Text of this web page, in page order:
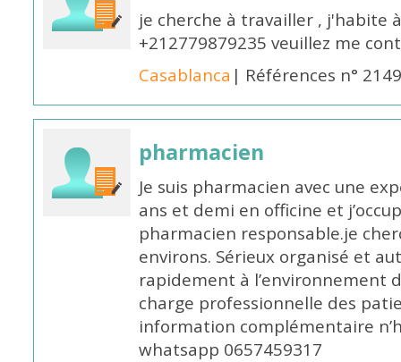
je cherche à travailler , j'habite
+212779879235 veuillez me
Casablanca | Références n°
pharmacien
Je suis pharmacien avec une
ans et demi en officine et
pharmacien responsable.je
environs. Sérieux organisé et
rapidement à l’environnement
charge professionnelle des
information complémentaire
whatsapp 0657459317